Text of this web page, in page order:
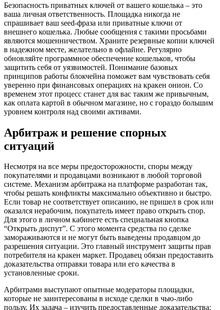
Безопасность приватных ключей от вашего кошелька – это
ваша личная ответственность. Площадка никогда не
спрашивает ваш seed-фраза или приватные ключи от
внешнего кошелька. Любые сообщения с такими просьбами
являются мошенничеством. Храните резервные копии ключей
в надежном месте, желательно в офлайне. Регулярно
обновляйте программное обеспечение кошельков, чтобы
защитить себя от уязвимостей. Понимание базовых
принципов работы блокчейна поможет вам чувствовать себя
уверенно при финансовых операциях на кракен онион. Со
временем этот процесс станет для вас таким же привычным,
как оплата картой в обычном магазине, но с гораздо большим
уровнем контроля над своими активами.
Арбитраж и решение спорных
ситуаций
Несмотря на все меры предосторожности, споры между
покупателями и продавцами возникают в любой торговой
системе. Механизм арбитража на платформе разработан так,
чтобы решать конфликты максимально объективно и быстро.
Если товар не соответствует описанию, не пришел в срок или
оказался нерабочим, покупатель имеет право открыть спор.
Для этого в личном кабинете есть специальная кнопка
“Открыть диспут”. С этого момента средства по сделке
замораживаются и не могут быть выведены продавцом до
разрешения ситуации. Это главный инструмент защиты прав
потребителя на кракен маркет. Продавец обязан предоставить
доказательства отправки товара или его качества в
установленные сроки.
Арбитрами выступают опытные модераторы площадки,
которые не заинтересованы в исходе сделки в чью-либо
пользу. Их задача – изучить предоставленные доказательства: